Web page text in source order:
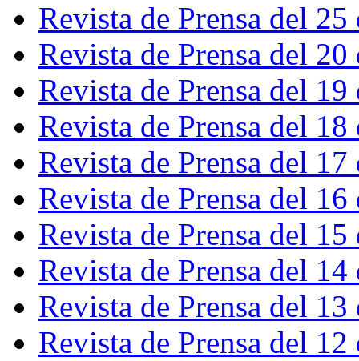
Revista de Prensa del
Revista de Prensa del
Revista de Prensa del
Revista de Prensa del
Revista de Prensa del
Revista de Prensa del
Revista de Prensa del
Revista de Prensa del
Revista de Prensa del
Revista de Prensa del